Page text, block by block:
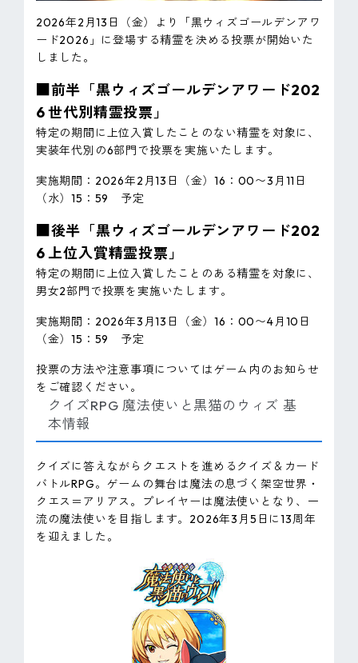
2026年2月13日（金）より「黒ウィズゴールデンアワ
ード2026」に登場する精霊を決める投票が開始いた
しました。
■前半「黒ウィズゴールデンアワード202
6 世代別精霊投票」
特定の期間に上位入賞したことのない精霊を対象に、
実装年代別の6部門で投票を実施いたします。
実施期間：2026年2月13日（金）16：00〜3月11日
（水）15：59 予定
■後半「黒ウィズゴールデンアワード202
6 上位入賞精霊投票」
特定の期間に上位入賞したことのある精霊を対象に、
男女2部門で投票を実施いたします。
実施期間：2026年3月13日（金）16：00〜4月10日
（金）15：59 予定
投票の方法や注意事項についてはゲーム内のお知らせ
をご確認ください。
クイズRPG 魔法使いと黒猫のウィズ 基
本情報
クイズに答えながらクエストを進めるクイズ＆カード
バトルRPG。ゲームの舞台は魔法の息づく架空世界・
クエス＝アリアス。プレイヤーは魔法使いとなり、一
流の魔法使いを目指します。2026年3月5日に13周年
を迎えました。